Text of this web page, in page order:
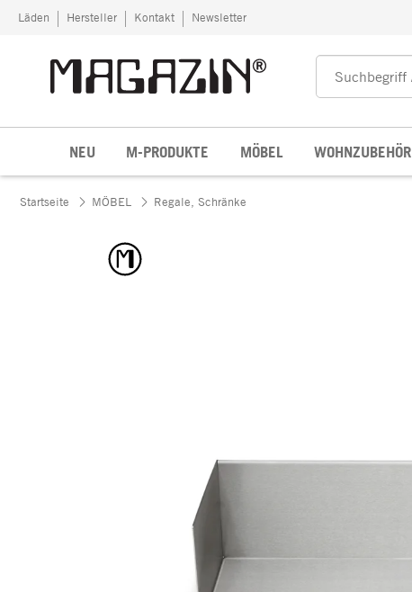
Zum Inhalt springen
Läden Hersteller Kontakt Newsletter
NEU M-PRODUKTE MÖBEL WOHNZUBEHÖR
Startseite MÖBEL Regale, Schränke